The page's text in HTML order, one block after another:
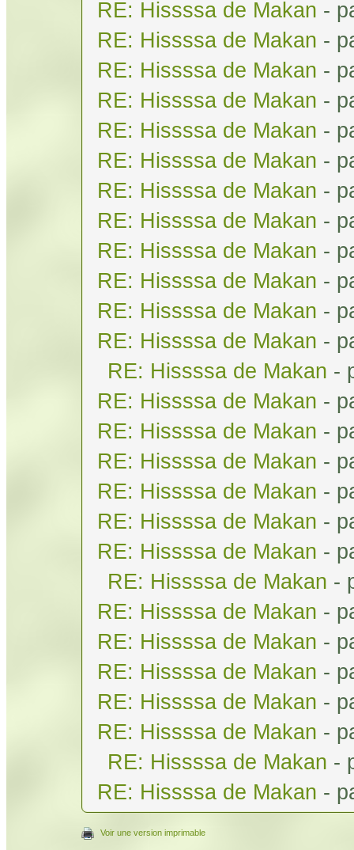
RE: Hissssa de Makan -
RE: Hissssa de Makan -
RE: Hissssa de Makan -
RE: Hissssa de Makan -
RE: Hissssa de Makan -
RE: Hissssa de Makan -
RE: Hissssa de Makan -
RE: Hissssa de Makan -
RE: Hissssa de Makan -
RE: Hissssa de Makan -
RE: Hissssa de Makan -
RE: Hissssa de Makan -
RE: Hissssa de Makan -
RE: Hissssa de Makan -
RE: Hissssa de Makan -
RE: Hissssa de Makan -
RE: Hissssa de Makan -
RE: Hissssa de Makan -
RE: Hissssa de Makan -
RE: Hissssa de Makan -
RE: Hissssa de Makan -
RE: Hissssa de Makan -
RE: Hissssa de Makan -
RE: Hissssa de Makan -
RE: Hissssa de Makan -
RE: Hissssa de Makan -
RE: Hissssa de Makan -
Voir une version imprimable